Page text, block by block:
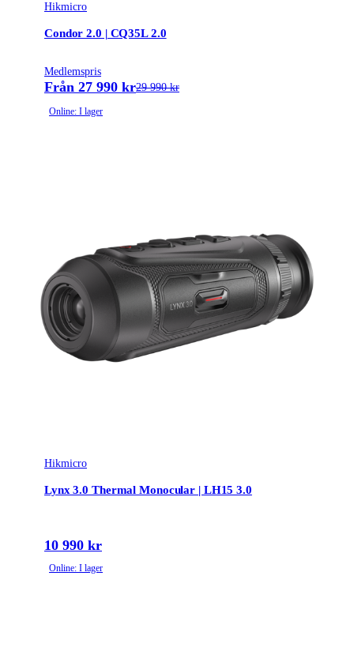
Hikmicro
Condor 2.0 | CQ35L 2.0
Medlemspris
Från 27 990 kr29 990 kr
Online: I lager
Hikmicro
Lynx 3.0 Thermal Monocular | LH15 3.0
10 990 kr
Online: I lager